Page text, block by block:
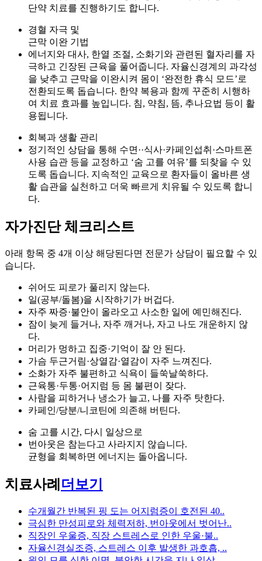
단약 치료를 진행하기도 합니다.
경혈 자극 및
근막 이완 기법
에너지와 대사, 한열 조절, 소화기와 관련된 혈자리를 자
극하고 긴장된 근육을 풀어줍니다. 자율신경계의 과각성
을 낮추고 근막을 이완시켜 몸이 ‘완전한 휴식 모드’로
전환되도록 돕습니다. 한약 복용과 함께 꾸준히 시행하
여 치료 효과를 높입니다. 침, 약침, 뜸, 추나요법 등이 활
용됩니다.
회복과 생활 관리
정기적인 상담을 통해 수면··식사·카페인섭취·스마트폰
사용 습관 등을 교정하고 ‘숨 고를 여유’를 되찾을 수 있
도록 돕습니다. 지속적인 교육으로 환자들이 올바른 생
활 습관을 실천하고 더욱 빠르게 치유될 수 있도록 합니
다.
자가진단 체크리스트
아래 항목 중 4개 이상 해당된다면 전문가 상담이 필요할 수 있
습니다.
쉬어도 피로가 풀리지 않는다.
일(공부/돌봄)을 시작하기가 버겁다.
자주 짜증·불안이 올라오고 사소한 일에 예민해진다.
잠이 늦게 들거나, 자주 깨거나, 자고 나도 개운하지 않
다.
머리가 멍하고 집중·기억이 잘 안 된다.
가슴 두근거림·상열감·열감이 자주 느껴진다.
소화가 자주 불편하고 식욕이 들쑥날쑥하다.
근육통·두통·어지럼 등 몸 불편이 잦다.
사람을 피하거나 냉소가 늘고, 나를 자주 탓한다.
카페인/당분/니코틴에 의존해 버틴다.
숨 고를 시간, 다시 일상으로
번아웃은 참는다고 사라지지 않습니다.
균형을 회복하면 에너지는 돌아옵니다.
치료사례 더보기
수개월간 반복된 핑 도는 어지럼증이 호전된 40..
극심한 만성피로와 체력저하, 번아웃에서 벗어난..
직장인 우울증, 직장 스트레스로 인한 우울·불..
자율신경실조증, 스트레스 이후 발생한 과호흡, ..